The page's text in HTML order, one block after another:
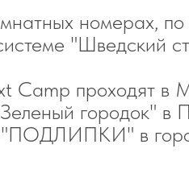
номерах,
"Шведский
Camp проходят в
городок" в
"ПОДЛИПКИ" в